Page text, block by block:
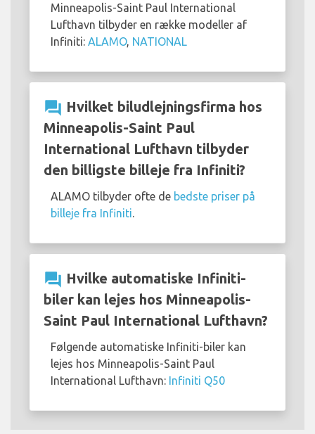
Minneapolis-Saint Paul International
Lufthavn tilbyder en række modeller af
Infiniti: ALAMO, NATIONAL
question_answer Hvilket biludlejningsfirma hos
Minneapolis-Saint Paul
International Lufthavn tilbyder
den billigste billeje fra Infiniti?
ALAMO tilbyder ofte de bedste priser på
billeje fra Infiniti.
question_answer Hvilke automatiske Infiniti-
biler kan lejes hos Minneapolis-
Saint Paul International Lufthavn?
Følgende automatiske Infiniti-biler kan
lejes hos Minneapolis-Saint Paul
International Lufthavn: Infiniti Q50